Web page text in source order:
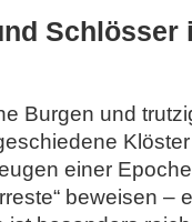
Schlösser
Burgen und
einer
beweisen –